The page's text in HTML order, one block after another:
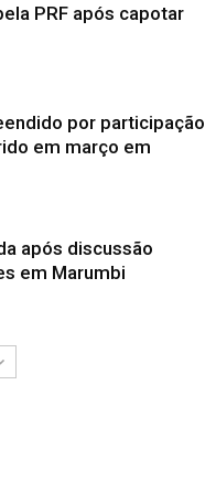
PRF após capotar
por participação
em março em
após discussão
em Marumbi